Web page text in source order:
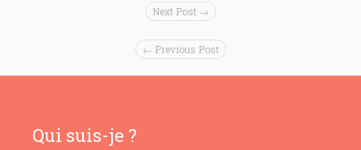
Next Post →
← Previous Post
Qui suis-je ?